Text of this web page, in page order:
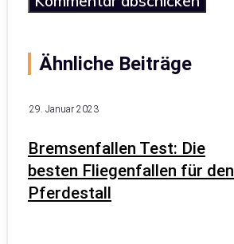
Ähnliche Beiträge
Bremsenfallen Test: Die
besten Fliegenfallen für den
Pferdestall
29. Januar 2023